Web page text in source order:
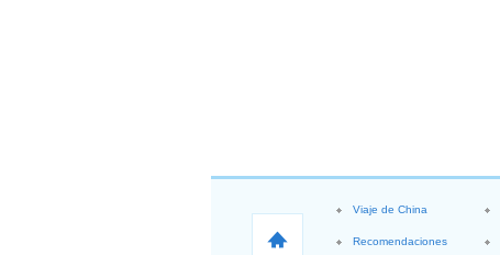
Viaje de China
Recomendaciones